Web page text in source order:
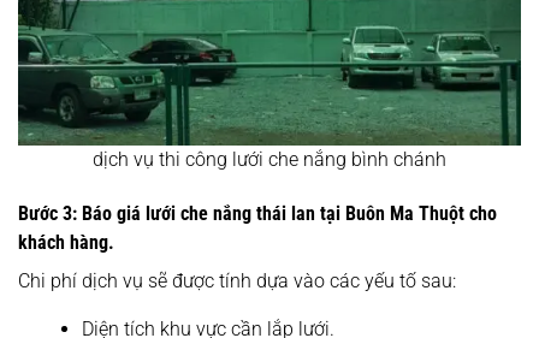
dịch vụ thi công lưới che nắng bình chánh
Bước 3: Báo giá lưới che nắng thái lan tại Buôn Ma Thuột cho
khách hàng.
Chi phí dịch vụ sẽ được tính dựa vào các yếu tố sau:
Diện tích khu vực cần lắp lưới.